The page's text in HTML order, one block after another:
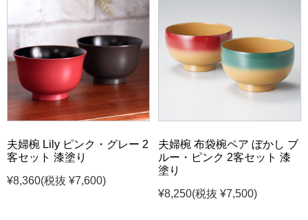
夫婦椀 Lily ピンク・グレー 2
客セット 漆塗り
¥8,360(税抜 ¥7,600)
夫婦椀 布袋椀ペア ぼかし ブ
ルー・ピンク 2客セット 漆
塗り
¥8,250(税抜 ¥7,500)